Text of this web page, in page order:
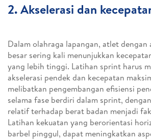
2. Akselerasi dan
Dalam olahraga lapangan, atlet dengan
besar sering kali menunjukkan
yang lebih tinggi. Latihan sprint harus
akselerasi pendek dan kecepatan
melibatkan pengembangan efisiensi
selama fase berdiri dalam sprint,
relatif terhadap berat badan menjadi
Latihan kekuatan yang berorientasi
barbel pinggul, dapat meningkatkan